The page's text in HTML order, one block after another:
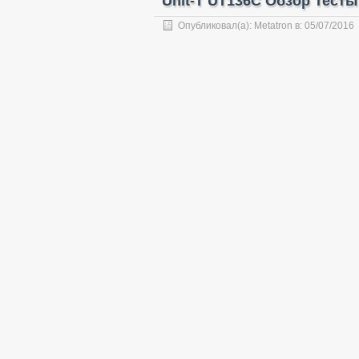
Опубликовал(а): Metatron в: 05/07/2016